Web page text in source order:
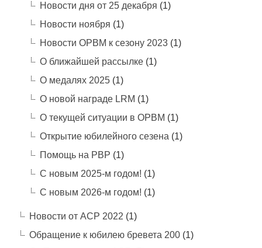
Новости дня от 25 декабря (1)
Новости ноября (1)
Новости ОРВМ к сезону 2023(1)
О ближайшей рассылке(1)
О медалях 2025(1)
О новой награде LRM (1)
О текущей ситуации в ОРВМ (1)
Открытие юбилейного сезена(1)
Помощь на РВР (1)
С новым 2025-м годом! (1)
С новым 2026-м годом! (1)
Новости от АСР 2022 (1)
Обращение к юбилею бревета 200(1)